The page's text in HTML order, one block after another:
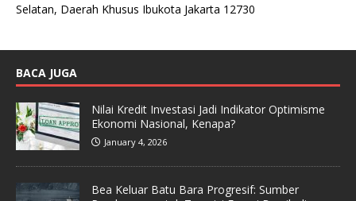
Selatan, Daerah Khusus Ibukota Jakarta 12730
BACA JUGA
Nilai Kredit Investasi Jadi Indikator Optimisme
Ekonomi Nasional, Kenapa?
January 4, 2026
Bea Keluar Batu Bara Progresif: Sumber